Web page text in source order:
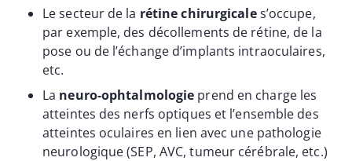
Le secteur de la rétine chirurgicales’occupe,
par exemple, des décollements de rétine, de la
pose ou de l’échange d’implants intraoculaires,
etc.
La neuro-ophtalmologie prend en charge les
atteintes des nerfs optiques et l’ensemble des
atteintes oculaires en lien avec une pathologie
neurologique (SEP, AVC, tumeur cérébrale, etc.)